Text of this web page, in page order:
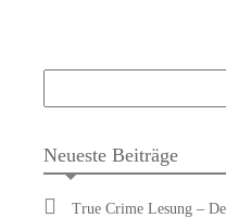
Neueste Beiträge
True Crime Lesung –